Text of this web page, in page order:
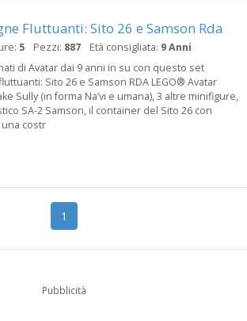
Fluttuanti: Sito 26 e Samson Rda
5 Pezzi: 887 Età consigliata: 9 Anni
di Avatar dai 9 anni in su con questo set
Sito 26 e Samson RDA LEGO® Avatar
Sully (in forma Na’vi e umana), 3 altre minifigure,
SA-2 Samson, il container del Sito 26 con
costr
1
Pubblicità